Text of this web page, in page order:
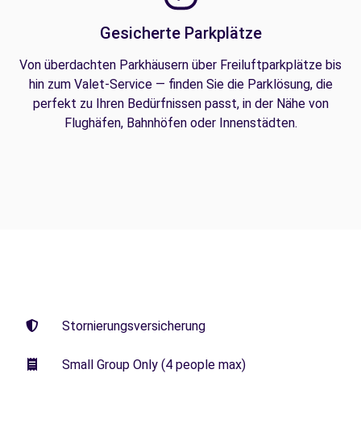
Gesicherte Parkplätze
Von überdachten Parkhäusern über Freiluftparkplätze bis
hin zum Valet-Service — finden Sie die Parklösung, die
perfekt zu Ihren Bedürfnissen passt, in der Nähe von
Flughäfen, Bahnhöfen oder Innenstädten.
Stornierungsversicherung
Small Group Only (4 people max)